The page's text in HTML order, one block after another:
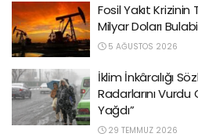
Fosil Yakıt Krizinin
Milyar Doları
5 AĞUSTOS 2026
İklim İnkârcılığı
Radarlarını
Yağdı”
29 TEMMUZ 2026